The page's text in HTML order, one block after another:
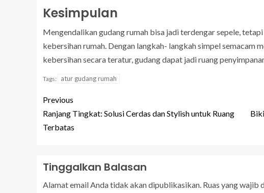
Kesimpulan
Mengendalikan gudang rumah bisa jadi terdengar sepele,
kebersihan rumah. Dengan langkah- langkah simpel semacam
kebersihan secara teratur, gudang dapat jadi ruang
Tags: atur gudang rumah
Previous
Ranjang Tingkat: Solusi Cerdas dan Stylish untuk Ruang
Terbatas
Tinggalkan Balasan
Alamat email Anda tidak akan dipublikasikan. Ruas yang wajib